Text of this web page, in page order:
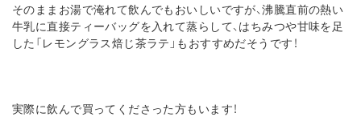
そのままお湯で淹れて飲んでもおいしいですが、沸騰直前の熱い
牛乳に直接ティーバッグを入れて蒸らして、はちみつや甘味を足
した「レモングラス焙じ茶ラテ」もおすすめだそうです！
実際に飲んで買ってくださった方もいます！